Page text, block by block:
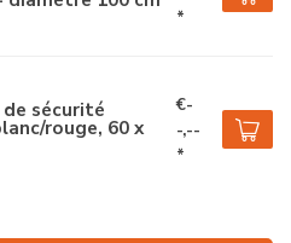
*
sécurité
rouge, 60 x
€-
-,--
*